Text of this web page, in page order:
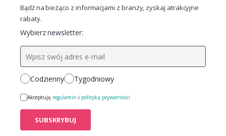
Bądź na bieżąco z informacjami z branży, zyskaj atrakcyjne
rabaty.
Wybierz newsletter:
Codzienny Tygodniowy
Akceptuję regulamin i politykę prywatności